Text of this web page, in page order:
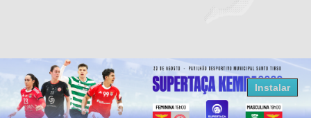
Resultados Andebol
Federação de Andebol de Portugal
Grátis - Disponivel na Play Store
Instalar